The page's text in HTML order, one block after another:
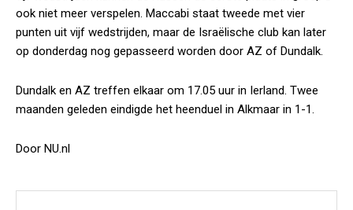
ook niet meer verspelen. Maccabi staat tweede met vier
punten uit vijf wedstrijden, maar de Israëlische club kan later
op donderdag nog gepasseerd worden door AZ of Dundalk.
Dundalk en AZ treffen elkaar om 17.05 uur in Ierland. Twee
maanden geleden eindigde het heenduel in Alkmaar in 1-1.
Door NU.nl